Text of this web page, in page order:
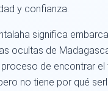
y confianza.
significa
ocultas de
proceso de encontrar
no tiene por qué